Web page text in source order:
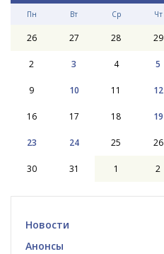
Пн Вт Ср Чт
26 27 28 29
2 3 4 5
9 10 11 12
16 17 18 19
23 24 25 26
30 31 1 2
Новости
Анонсы